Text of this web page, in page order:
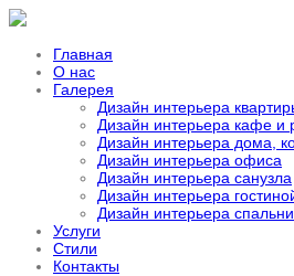
Главная
О нас
Галерея
Дизайн интерьера
Дизайн интерьера кафе и
Дизайн интерьера дома,
Дизайн интерьера офиса
Дизайн интерьера санузла
Дизайн интерьера
Дизайн интерьера спальни
Услуги
Стили
Контакты